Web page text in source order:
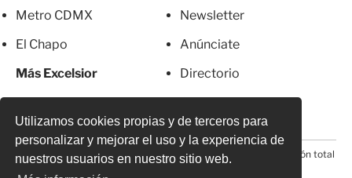
Utilizamos cookies propias y de terceros para
personalizar y mejorar el uso y la experiencia de
nuestros usuarios en nuestro sitio web.
Metro CDMX
El Chapo
Más Excelsior
Newsletter
Anúnciate
Directorio
© 2026 Todos los derechos reservados. Prohibida la reproducción total
o parcial, incluyendo cualquier medio electrónico*